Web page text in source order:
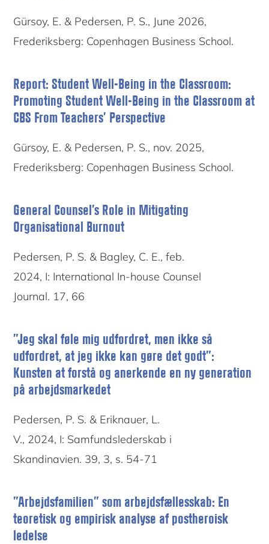
Gürsoy, E. & Pedersen, P. S., June 2026,
Frederiksberg: Copenhagen Business School.
Report: Student Well-Being in the Classroom:
Promoting Student Well-Being in the Classroom at
CBS From Teachers’ Perspective
Gürsoy, E. & Pedersen, P. S., nov. 2025,
Frederiksberg: Copenhagen Business School.
General Counsel’s Role in Mitigating
Organisational Burnout
Pedersen, P. S. & Bagley, C. E., feb.
2024, I: International In-house Counsel
Journal. 17, 66
”Jeg skal føle mig udfordret, men ikke så
udfordret, at jeg ikke kan gøre det godt”:
Kunsten at forstå og anerkende en ny generation
på arbejdsmarkedet
Pedersen, P. S. & Eriknauer, L.
V., 2024, I: Samfundslederskab i
Skandinavien. 39, 3, s. 54-71
”Arbejdsfamilien” som arbejdsfællesskab: En
teoretisk og empirisk analyse af postheroisk
ledelse